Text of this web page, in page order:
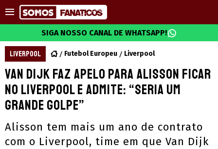
SIGA NOSSO CANAL DE WHATSAPP!
LIVERPOOL Futebol Europeu Liverpool
Van Dijk faz apelo para Alisson ficar
no Liverpool e admite: “Seria um
grande golpe”
Alisson tem mais um ano de contrato
com o Liverpool, time em que Van Dijk